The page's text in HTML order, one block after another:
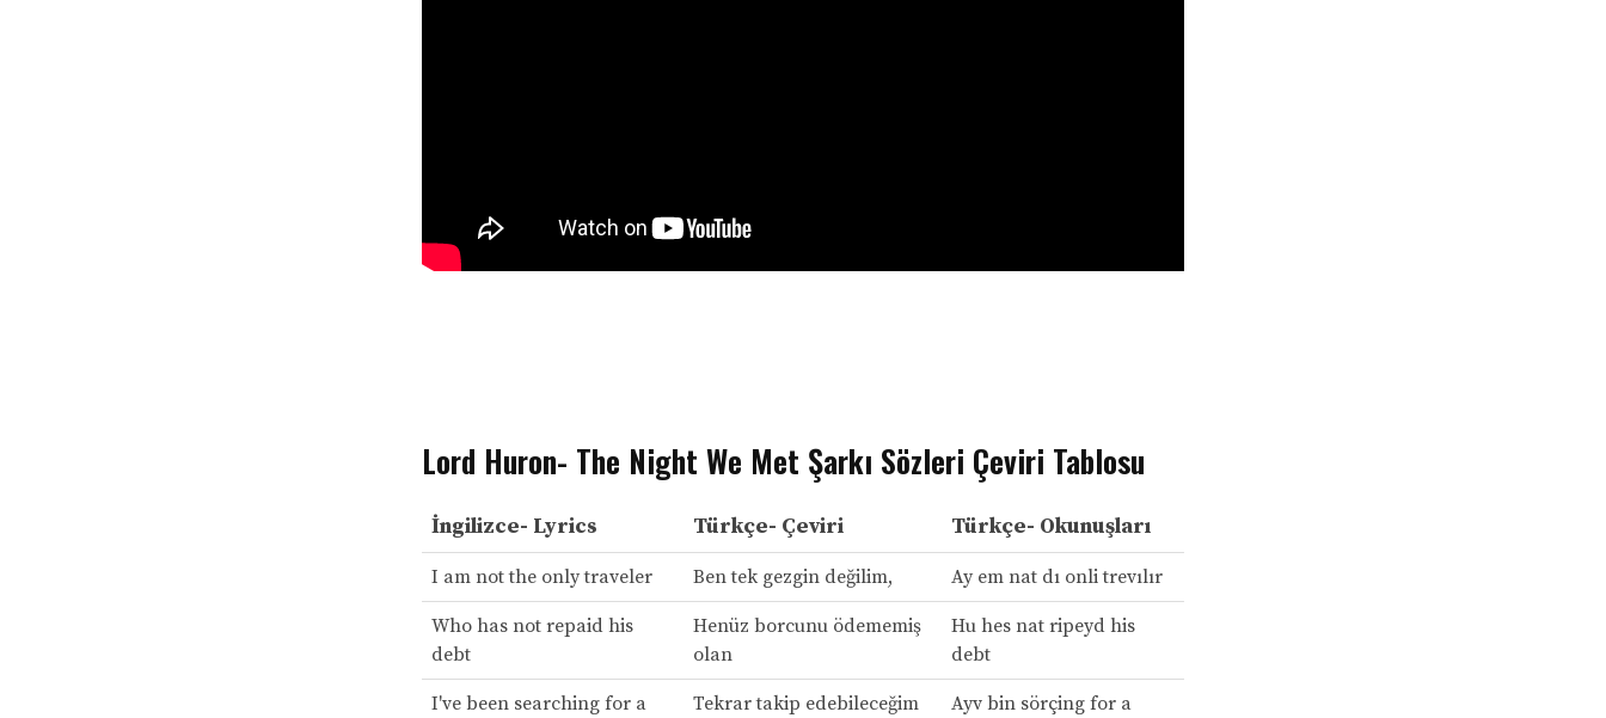
Lord Huron- The Night We Met Şarkı Sözleri Çeviri Tablosu
İngilizce- Lyrics Türkçe- Çeviri Türkçe- Okunuşları
I am not the only traveler Ben tek gezgin değilim, Ay em nat dı onli trevılır
Who has not repaid his
debt
Henüz borcunu ödememiş
olan
Hu hes nat ripeyd his
debt
I've been searching for a
Tekrar takip edebileceğim
Ayv bin sörçing for a